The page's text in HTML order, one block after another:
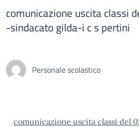
comunicazione uscita classi
-sindacato gilda-i c s pertini
Personale scolastico
comunicazione uscita classi del